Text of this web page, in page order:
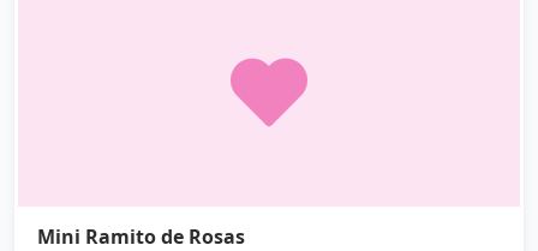
Mini Ramito de Rosas